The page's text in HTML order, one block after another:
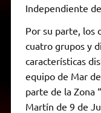
Independiente de
Por su parte, los
cuatro grupos y
características
equipo de Mar
parte de la Zona
Martín de 9 de